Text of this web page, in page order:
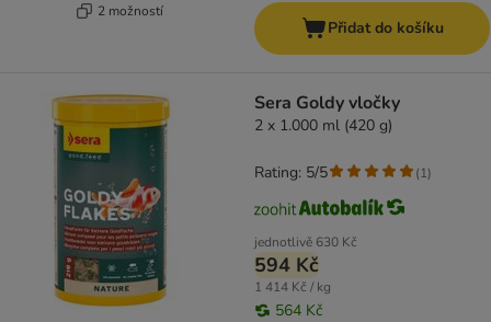
2 možností
Přidat do košíku
Sera Goldy vločky
2 x 1.000 ml (420 g)
jednotlivě 630 Kč
594 Kč
1 414 Kč / kg
564 Kč
Rating: 5/5 (1)